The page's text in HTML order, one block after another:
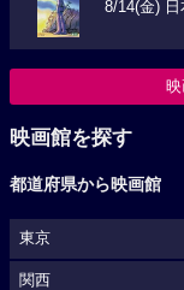
8/14(金)
映画館を探す
都道府県から映画館
東京
関西